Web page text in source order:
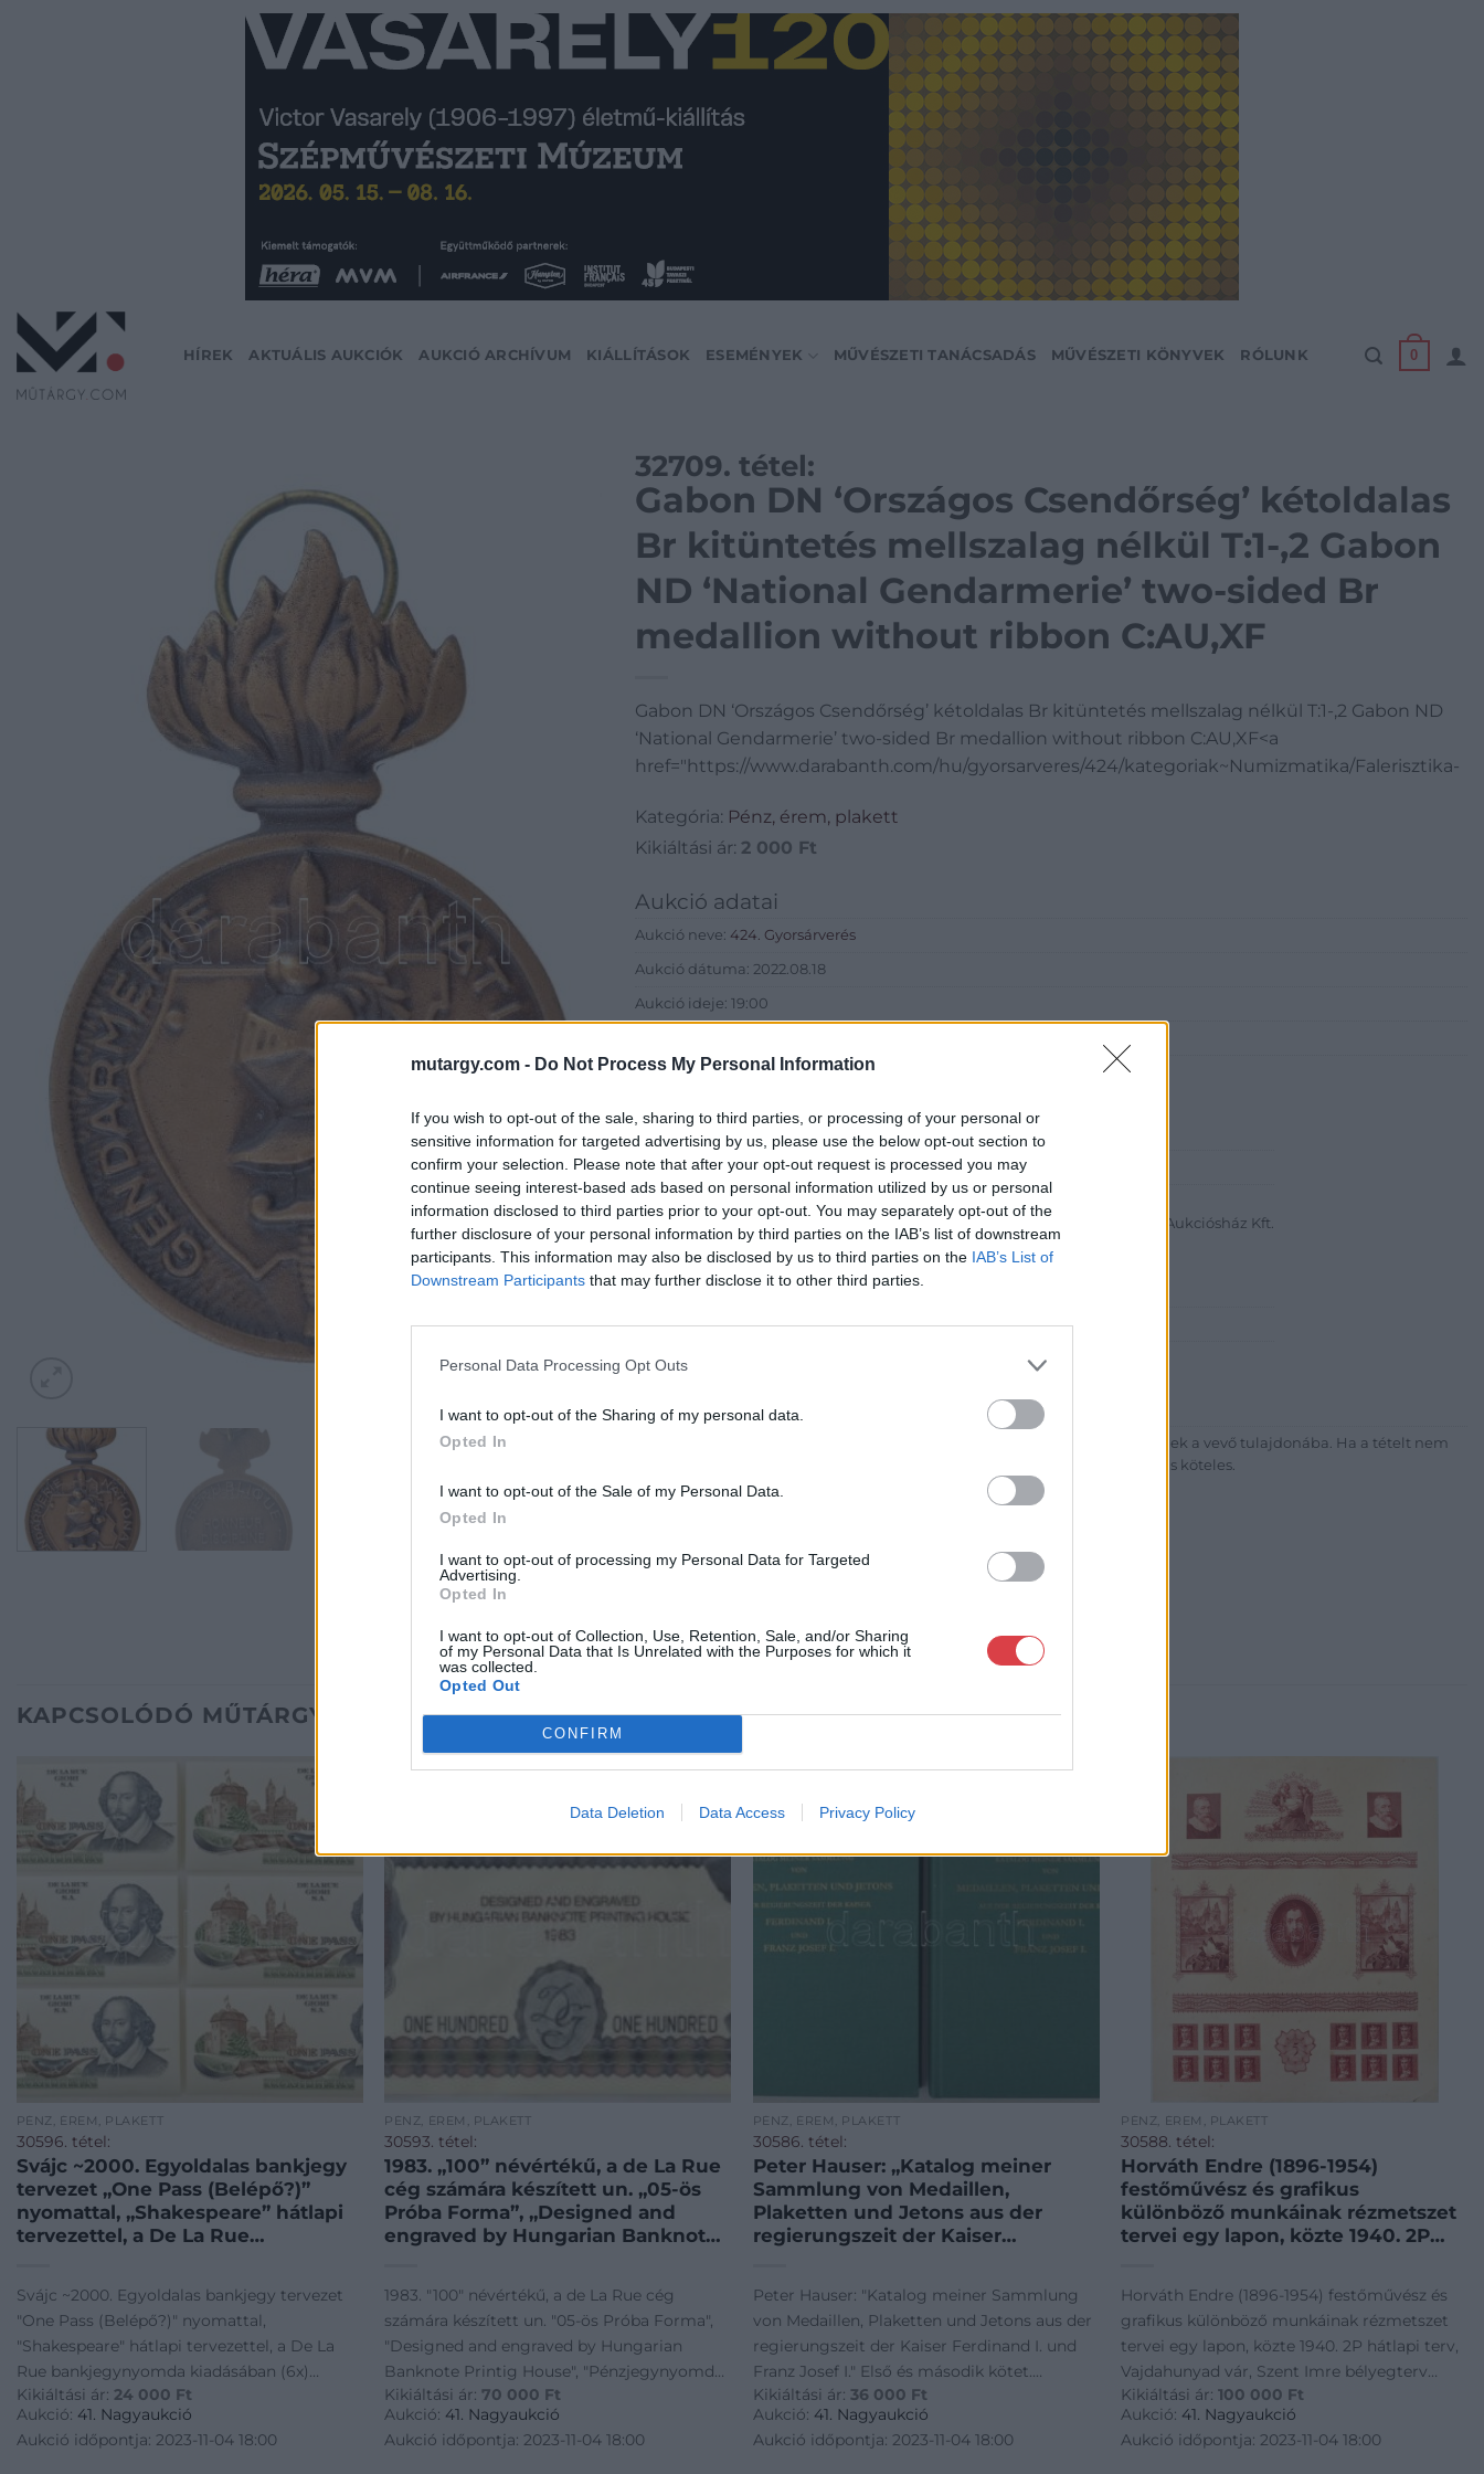
mutargy.com - Do Not Process My Personal Information
If you wish to opt-out of the sale, sharing to third parties, or processing of your personal or
sensitive information for targeted advertising by us, please use the below opt-out section to
confirm your selection. Please note that after your opt-out request is processed you may
continue seeing interest-based ads based on personal information utilized by us or personal
information disclosed to third parties prior to your opt-out. You may separately opt-out of the
further disclosure of your personal information by third parties on the IAB’s list of downstream
participants. This information may also be disclosed by us to third parties on the IAB’s List of
Downstream Participants that may further disclose it to other third parties.
Personal Data Processing Opt Outs
I want to opt-out of the Sharing of my personal data.
Opted In
I want to opt-out of the Sale of my Personal Data.
Opted In
I want to opt-out of processing my Personal Data for Targeted
Advertising.
Opted In
I want to opt-out of Collection, Use, Retention, Sale, and/or Sharing
of my Personal Data that Is Unrelated with the Purposes for which it
was collected.
Opted Out
CONFIRM
Data Deletion Data Access Privacy Policy
HÍREK AKTUÁLIS AUKCIÓK AUKCIÓ ARCHÍVUM KIÁLLÍTÁSOK ESEMÉNYEK MŰVÉSZETI TANÁCSADÁS MŰVÉSZETI KÖNYVEK RÓLUNK 0
32709. tétel:
Gabon DN ‘Országos Csendőrség’ kétoldalas
Br kitüntetés mellszalag nélkül T:1-,2 Gabon
ND ‘National Gendarmerie’ two-sided Br
medallion without ribbon C:AU,XF
Gabon DN ‘Országos Csendőrség’ kétoldalas Br kitüntetés mellszalag nélkül T:1-,2 Gabon ND
‘National Gendarmerie’ two-sided Br medallion without ribbon C:AU,XF<a
href="https://www.darabanth.com/hu/gyorsarveres/424/kategoriak~Numizmatika/Falerisztika-
Kategória: Pénz, érem, plakett
Kikiáltási ár: 2 000 Ft
Aukció adatai
Aukció neve: 424. Gyorsárverés
Aukció dátuma: 2022.08.18
Aukció ideje: 19:00
Tételszám: 32709
Eladó adatai
Eladó:Darabanth Kft
Cím: Csonka Krisztián
Darabanth Bélyegkereskedelmi és Aukciósház Kft.
Budapest
Andrássy út 16.
1061
Telefon: 317-4757, 266-4154, 318-4035
http://darabanth.com
Bemutatkozás: A tételek a leütési ár + 25% jutalék megfizetése után kerülnek a vevő tulajdonába. Ha a tételt nem
személyesen veszik át, a vevő a postaköltség, biztosítási díj megfizetésére is köteles.
KAPCSOLÓDÓ MŰTÁRGYAK
PÉNZ, ÉREM, PLAKETT
30596. tétel:
Svájc ~2000. Egyoldalas bankjegy
tervezet „One Pass (Belépő?)”
nyomattal, „Shakespeare” hátlapi
tervezettel, a De La Rue
One-sided test banknote with
„One Pass (as a ticket?)” print, with
„Shake
Svájc ~2000. Egyoldalas bankjegy tervezet
"One Pass (Belépő?)" nyomattal,
"Shakespeare" hátlapi tervezettel, a De La
Rue bankjegynyomda kiadásában (6x)
T:UNC,AU / Switzerland ~2000. One-sided
test banknote with "One Pass (as a ticket?)"
print, with "Shake
Kikiáltási ár: 24 000 Ft
Aukció: 41. Nagyaukció
Aukció időpontja: 2023-11-04 18:00
PÉNZ, ÉREM, PLAKETT
30593. tétel:
1983. „100” névértékű, a de La Rue
cég számára készített un. „05-ös
Próba Forma”, „Designed and
engraved by Hungarian Banknote
mappában T:UNC / Hungary 1983.
„100” denomination, made for the
„de La
1983. "100" névértékű, a de La Rue cég
számára készített un. "05-ös Próba Forma",
"Designed and engraved by Hungarian
Banknote Printig House", "Pénzjegynyomda
Részvénytársaság" karton mappában T:UNC
/ Hungary 1983. "100" denomination, made
for the "de La
Kikiáltási ár: 70 000 Ft
Aukció: 41. Nagyaukció
Aukció időpontja: 2023-11-04 18:00
PÉNZ, ÉREM, PLAKETT
30586. tétel:
Peter Hauser: „Katalog meiner
Sammlung von Medaillen,
Plaketten und Jetons aus der
regierungszeit der Kaiser
Magánkiadás, 2006. / Peter Hauser:
„Katalog meiner Sammlung von
Medaillen, Plaketten und J
Peter Hauser: "Katalog meiner Sammlung
von Medaillen, Plaketten und Jetons aus der
regierungszeit der Kaiser Ferdinand I. und
Franz Josef I." Első és második kötet.
Magánkiadás, 2006. / Peter Hauser: "Katalog
meiner Sammlung von Medaillen, Plaketten
und J
Kikiáltási ár: 36 000 Ft
Aukció: 41. Nagyaukció
Aukció időpontja: 2023-11-04 18:00
PÉNZ, ÉREM, PLAKETT
30588. tétel:
Horváth Endre (1896-1954)
festőművész és grafikus
különböző munkáinak rézmetszet
tervei egy lapon, közte 1940. 2P
(344x285mm) T:AU sarokhajlás, folt
/ Several copperplate designs on
one sheet of Hungari
Horváth Endre (1896-1954) festőművész és
grafikus különböző munkáinak rézmetszet
tervei egy lapon, közte 1940. 2P hátlapi terv,
Vajdahunyad vár, Szent Imre bélyegterv
(344x285mm) T:AU sarokhajlás, folt / Several
copperplate designs on one sheet of
Hungari
Kikiáltási ár:100 000 Ft
Aukció: 41. Nagyaukció
Aukció időpontja: 2023-11-04 18:00